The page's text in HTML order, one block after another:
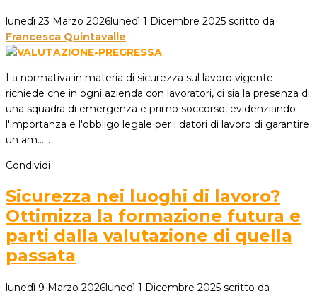
lunedì 23 Marzo 2026lunedì 1 Dicembre 2025 scritto da
Francesca Quintavalle
La normativa in materia di sicurezza sul lavoro vigente
richiede che in ogni azienda con lavoratori, ci sia la presenza di
una squadra di emergenza e primo soccorso, evidenziando
l'importanza e l'obbligo legale per i datori di lavoro di garantire
un am...…
Condividi
Sicurezza nei luoghi di lavoro?
Ottimizza la formazione futura e
parti dalla valutazione di quella
passata
lunedì 9 Marzo 2026lunedì 1 Dicembre 2025 scritto da